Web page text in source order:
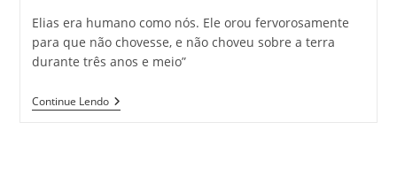
Elias era humano como nós. Ele orou fervorosamente
para que não chovesse, e não choveu sobre a terra
durante três anos e meio”
Continue Lendo